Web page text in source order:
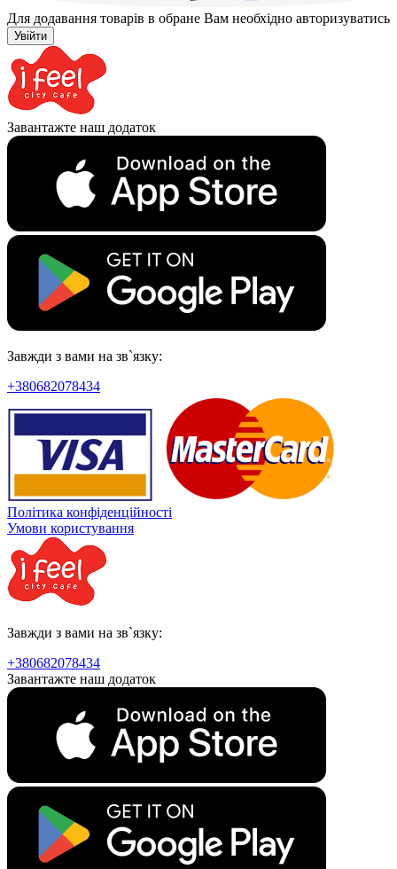
Для додавання товарів в обране Вам необхідно авторизуватись
Увійти
Завантажте наш додаток
Завжди з вами на зв`язку:
+380682078434
Політика конфіденційності
Умови користування
Завжди з вами на зв`язку:
+380682078434
Завантажте наш додаток